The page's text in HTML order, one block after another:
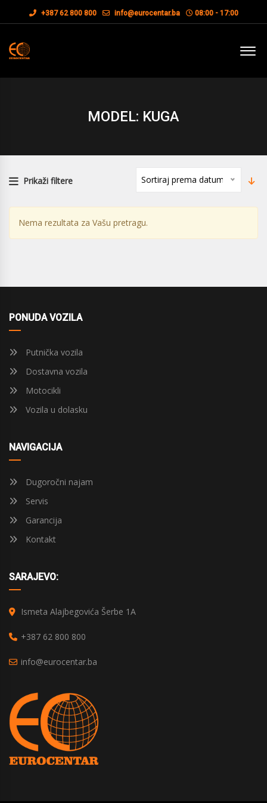
+387 62 800 800 info@eurocentar.ba 08:00 - 17:00
MODEL: KUGA
Prikaži filtere Sortiraj prema datumu
Nema rezultata za Vašu pretragu.
PONUDA VOZILA
Putnička vozila
Dostavna vozila
Motocikli
Vozila u dolasku
NAVIGACIJA
Dugoročni najam
Servis
Garancija
Kontakt
SARAJEVO:
Ismeta Alajbegovića Šerbe 1A
+387 62 800 800
info@eurocentar.ba